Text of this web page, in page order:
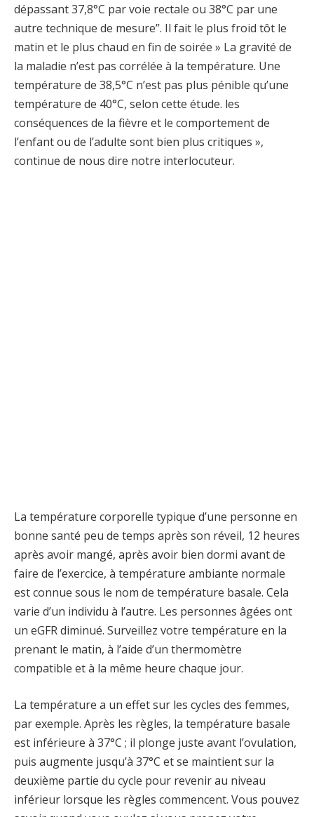
dépassant 37,8°C par voie rectale ou 38°C par une
autre technique de mesure”. Il fait le plus froid tôt le
matin et le plus chaud en fin de soirée » La gravité de
la maladie n’est pas corrélée à la température. Une
température de 38,5°C n’est pas plus pénible qu’une
température de 40°C, selon cette étude. les
conséquences de la fièvre et le comportement de
l’enfant ou de l’adulte sont bien plus critiques »,
continue de nous dire notre interlocuteur.
La température corporelle typique d’une personne en
bonne santé peu de temps après son réveil, 12 heures
après avoir mangé, après avoir bien dormi avant de
faire de l’exercice, à température ambiante normale
est connue sous le nom de température basale. Cela
varie d’un individu à l’autre. Les personnes âgées ont
un eGFR diminué. Surveillez votre température en la
prenant le matin, à l’aide d’un thermomètre
compatible et à la même heure chaque jour.
La température a un effet sur les cycles des femmes,
par exemple. Après les règles, la température basale
est inférieure à 37°C ; il plonge juste avant l’ovulation,
puis augmente jusqu’à 37°C et se maintient sur la
deuxième partie du cycle pour revenir au niveau
inférieur lorsque les règles commencent. Vous pouvez